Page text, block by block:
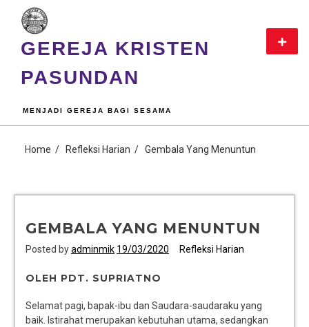
GEREJA KRISTEN
PASUNDAN
MENJADI GEREJA BAGI SESAMA
Home Refleksi Harian Gembala Yang Menuntun
GEMBALA YANG MENUNTUN
Posted byadminmik 19/03/2020 Refleksi Harian
OLEH PDT. SUPRIATNO
Selamat pagi, bapak-ibu dan Saudara-saudaraku yang
baik. Istirahat merupakan kebutuhan utama, sedangkan